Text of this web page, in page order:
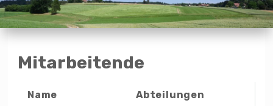
Mitarbeitende
Name Abteilungen